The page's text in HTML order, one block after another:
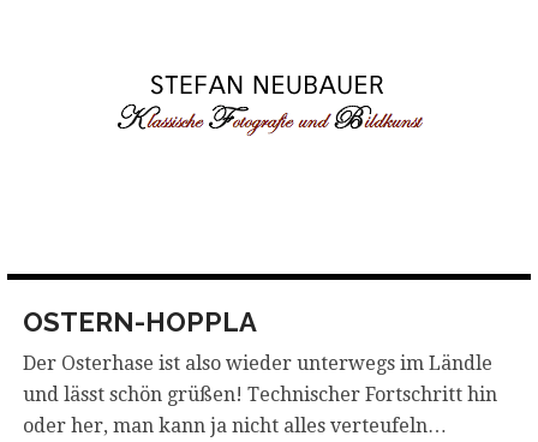
OSTERN-HOPPLA
Der Osterhase ist also wieder unterwegs im Ländle
und lässt schön grüßen! Technischer Fortschritt hin
oder her, man kann ja nicht alles verteufeln…